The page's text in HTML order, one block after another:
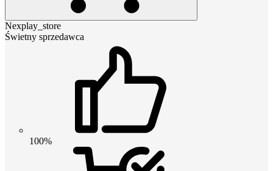
Nexplay_store
Świetny sprzedawca
100%